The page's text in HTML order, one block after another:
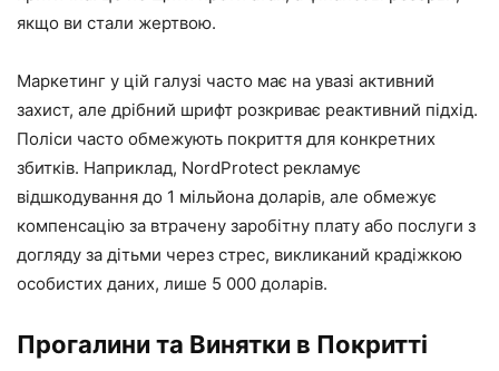
якщо ви стали жертвою.
Маркетинг у цій галузі часто має на увазі активний
захист, але дрібний шрифт розкриває реактивний підхід.
Поліси часто обмежують покриття для конкретних
збитків. Наприклад, NordProtect рекламує
відшкодування до 1 мільйона доларів, але обмежує
компенсацію за втрачену заробітну плату або послуги з
догляду за дітьми через стрес, викликаний крадіжкою
особистих даних, лише 5 000 доларів.
Прогалини та Винятки в Покритті